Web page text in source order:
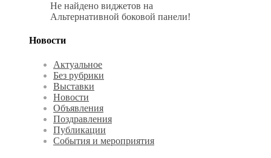
Не найдено виджетов на
Альтернативной боковой панели!
Новости
Актуальное
Без рубрики
Выставки
Новости
Объявления
Поздравления
Публикации
События и мероприятия